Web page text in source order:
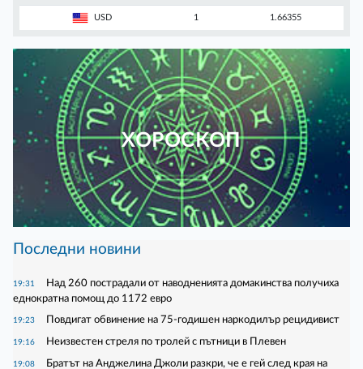
USD 1 1.66355
ХОРОСКОП
Последни новини
19:31
Над 260 пострадали от наводненията домакинства получиха
еднократна помощ до 1172 евро
19:23 Повдигат обвинение на 75-годишен наркодилър рецидивист
19:16 Неизвестен стреля по тролей с пътници в Плевен
19:08
Братът на Анджелина Джоли разкри, че е гей след края на